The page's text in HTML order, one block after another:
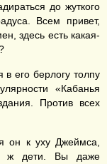
до жуткого
Всем привет,
здесь есть какая-
его берлогу толпу
«Кабанья
Против всех
к уху Джеймса,
ж дети. Вы даже